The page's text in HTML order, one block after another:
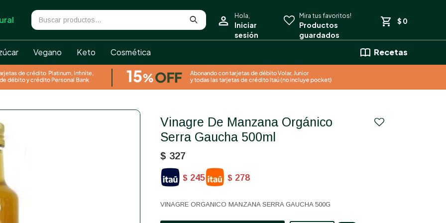
Vegano Keto Cosmética Recetas
$ 0
Vinagre De Manzana Orgánico
Serra Gaucha 500ml
$ 327
$ 245 $ 278
VINAGRE ORGANICO MANZANA SERRA GAUCHA 500G